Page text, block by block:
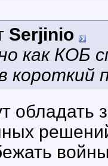
Serjinio
как КОБ
короткий
обладать